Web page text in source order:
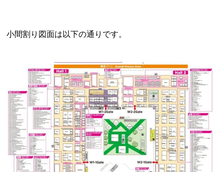
小間割り図面は以下の通りです。